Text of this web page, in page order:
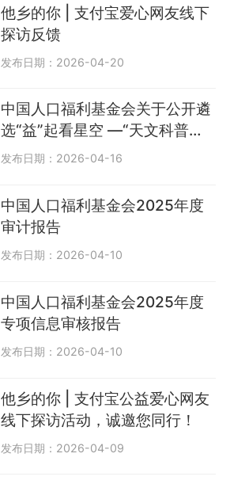
他乡的你 | 支付宝爱心网友线下
探访反馈
发布日期：2026-04-20
中国人口福利基金会关于公开遴
选“益”起看星空 —“天文科普公
益行动”公益服务招标代理评定
发布日期：2026-04-16
中国人口福利基金会2025年度
审计报告
发布日期：2026-04-10
中国人口福利基金会2025年度
专项信息审核报告
发布日期：2026-04-10
他乡的你 | 支付宝公益爱心网友
线下探访活动，诚邀您同行！
发布日期：2026-04-09